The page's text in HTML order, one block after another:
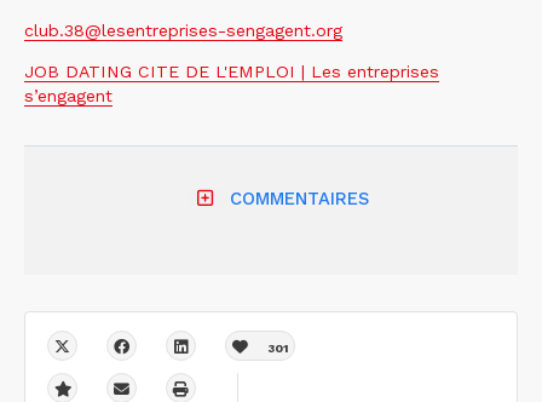
club.38@lesentreprises-sengagent.org
JOB DATING CITE DE L'EMPLOI | Les entreprises
s’engagent
COMMENTAIRES
301